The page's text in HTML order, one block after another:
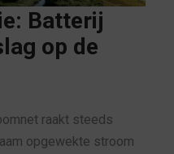
Batterij
op de
raakt steeds
opgewekte stroom